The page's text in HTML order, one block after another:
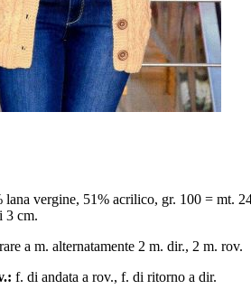
lana vergine, 51% acrilico, gr. 100 = mt.
3 cm.
a m. alternatamente 2 m. dir., 2 m. rov.
f. di andata a rov., f. di ritorno a dir.